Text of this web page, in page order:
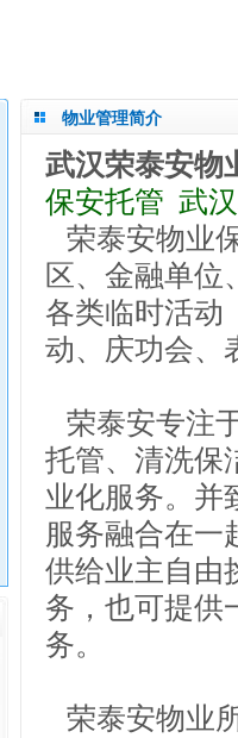
物业管理简介
武汉荣泰安物
保安托管 武
荣泰安物业
区、金融单位
各类临时活动
动、庆功会、
荣泰安专注
托管、清洗保
业化服务。并
服务融合在一
供给业主自由
务，也可提供
务。
荣泰安物业